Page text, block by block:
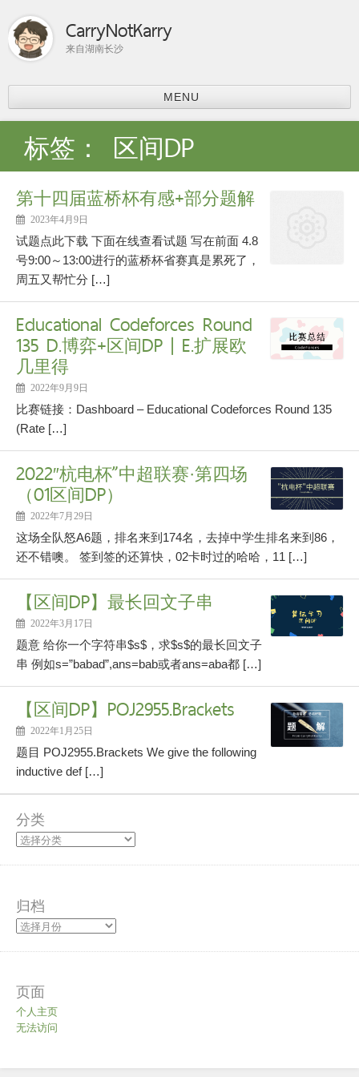
CarryNotKarry
来自湖南长沙
MENU
比赛总结
ACM-ICPC
分享
上课内容
课程学习
科研
论文阅读
个人主页
标签： 区间DP
第十四届蓝桥杯有感+部分题解
2023年4月9日
试题点此下载 下面在线查看试题 写在前面 4.8
号9:00～13:00进行的蓝桥杯省赛真是累死了，
周五又帮忙分 […]
Educational Codeforces Round
135 D.博弈+区间DP | E.扩展欧
几里得
2022年9月9日
比赛链接：Dashboard – Educational Codeforces Round 135
(Rate […]
2022″杭电杯”中超联赛·第四场
（01区间DP）
2022年7月29日
这场全队怒A6题，排名来到174名，去掉中学生排名来到86，
还不错噢。 签到签的还算快，02卡时过的哈哈，11 […]
【区间DP】最长回文子串
2022年3月17日
题意 给你一个字符串$s$，求$s$的最长回文子
串 例如s=”babad”,ans=bab或者ans=aba都 […]
【区间DP】POJ2955.Brackets
2022年1月25日
题目 POJ2955.Brackets We give the following
inductive def […]
分类
归档
页面
个人主页
无法访问